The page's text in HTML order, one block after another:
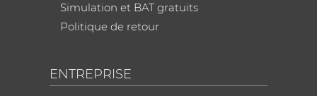
Simulation et BAT gratuits
Politique de retour
ENTREPRISE